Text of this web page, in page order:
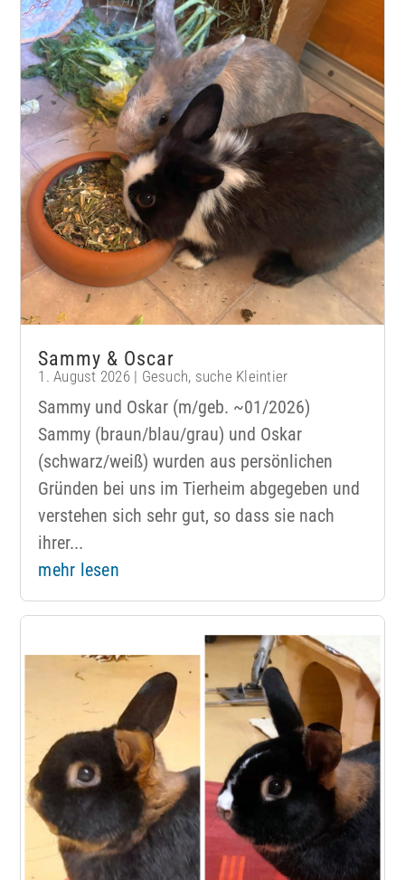
Sammy & Oscar
1. August 2026| Gesuch, suche Kleintier
Sammy und Oskar (m/geb. ~01/2026)
Sammy (braun/blau/grau) und Oskar
(schwarz/weiß) wurden aus persönlichen
Gründen bei uns im Tierheim abgegeben und
verstehen sich sehr gut, so dass sie nach
ihrer...
mehr lesen